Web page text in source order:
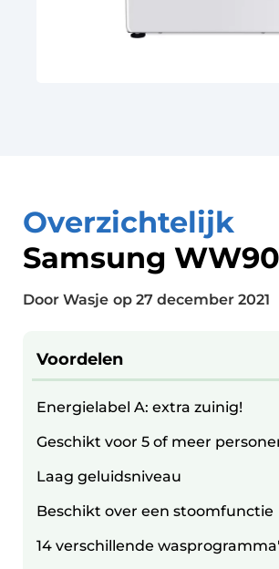
Overzichtelijk
Samsung
Door Wasje op 27 december 2021
Voordelen
Energielabel A: extra zuinig!
Geschikt voor 5 of meer
Laag geluidsniveau
Beschikt over een stoomfunctie
14 verschillende